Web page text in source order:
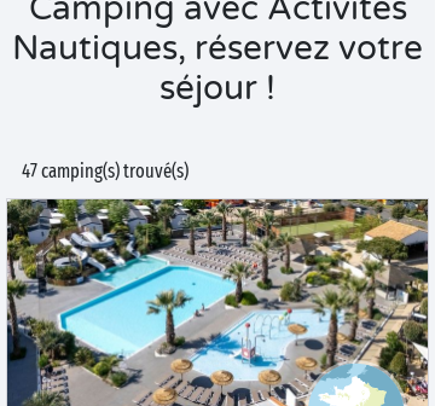
Camping avec Activités
Nautiques, réservez votre
séjour !
47 camping(s) trouvé(s)